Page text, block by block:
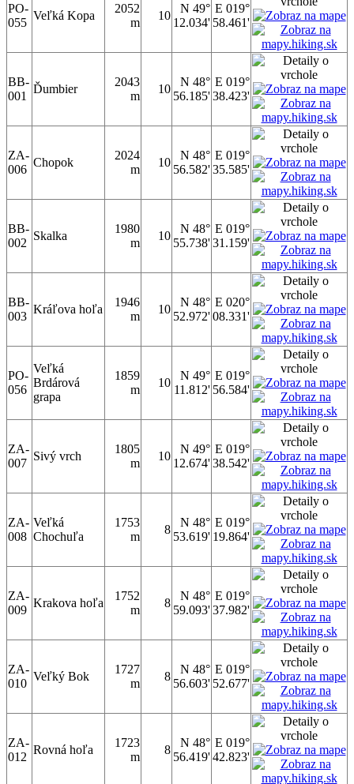
PO-
055
Veľká Kopa
2052
m
10
N 49°
12.034'
E 019°
58.461'
BB-
001
Ďumbier
2043
m
10
N 48°
56.185'
E 019°
38.423'
ZA-
006
Chopok
2024
m
10
N 48°
56.582'
E 019°
35.585'
BB-
002
Skalka
1980
m
10
N 48°
55.738'
E 019°
31.159'
BB-
003
Kráľova hoľa
1946
m
10
N 48°
52.972'
E 020°
08.331'
PO-
056
Veľká
Brdárová
grapa
1859
m
10
N 49°
11.812'
E 019°
56.584'
ZA-
007
Sivý vrch
1805
m
10
N 49°
12.674'
E 019°
38.542'
ZA-
008
Veľká
Chochuľa
1753
m
8
N 48°
53.619'
E 019°
19.864'
ZA-
009
Krakova hoľa
1752
m
8
N 48°
59.093'
E 019°
37.982'
ZA-
010
Veľký Bok
1727
m
8
N 48°
56.603'
E 019°
52.677'
ZA-
012
Rovná hoľa
1723
m
8
N 48°
56.419'
E 019°
42.823'